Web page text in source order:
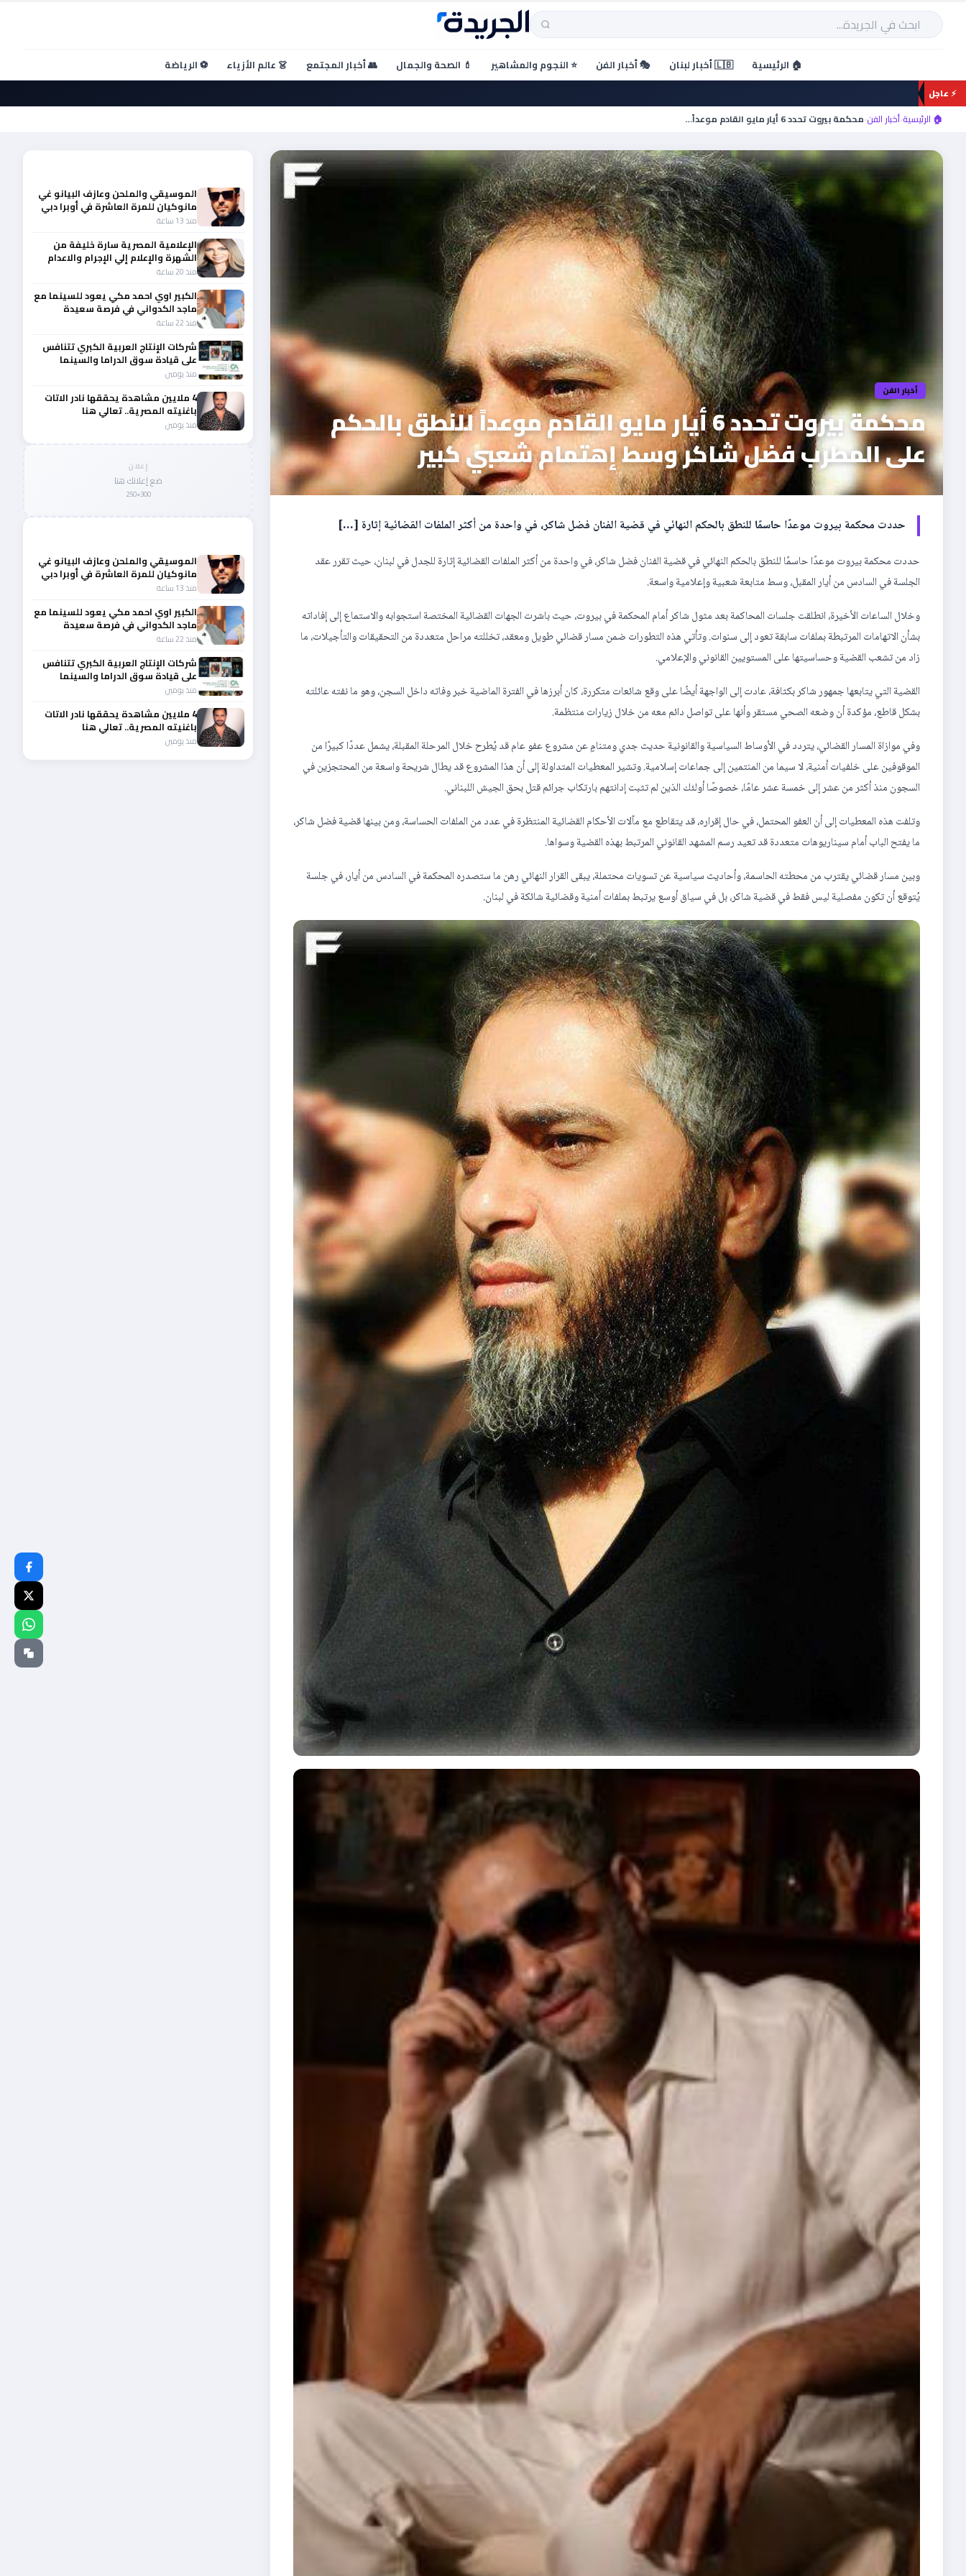
تخطي
المحتوى
بحث
🏠 الرئيسية 🇱🇧 أخبار لبنان 🎭 أخبار الفن ⭐ النجوم والمشاهير 💄 الصحة والجمال 👥 أخبار المجتمع 👗 عالم الأزياء ⚽ الرياضة
⚡ عاجل
🏠 الرئيسية›أخبار الفن›محكمة بيروت تحدد 6 أيار مايو القادم موعداً…
أخبار الفن
محكمة بيروت تحدد 6 أيار مايو القادم موعداً للنطق بالحكم
على المطرب فضل شاكر وسط إهتمام شعبي كبير
حددت محكمة بيروت موعدًا حاسمًا للنطق بالحكم النهائي في قضية الفنان فضل شاكر، في واحدة من أكثر الملفات القضائية إثارة […]
حددت محكمة بيروت موعدًا حاسمًا للنطق بالحكم النهائي في قضية الفنان فضل شاكر، في واحدة من أكثر الملفات القضائية إثارة للجدل في لبنان، حيث تقرر عقد
الجلسة في السادس من أيار المقبل، وسط متابعة شعبية وإعلامية واسعة.
وخلال الساعات الأخيرة، انطلقت جلسات المحاكمة بعد مثول شاكر أمام المحكمة في بيروت، حيث باشرت الجهات القضائية المختصة استجوابه والاستماع إلى إفاداته
بشأن الاتهامات المرتبطة بملفات سابقة تعود إلى سنوات. وتأتي هذه التطورات ضمن مسار قضائي طويل ومعقد، تخللته مراحل متعددة من التحقيقات والتأجيلات، ما
زاد من تشعب القضية وحساسيتها على المستويين القانوني والإعلامي.
القضية التي يتابعها جمهور شاكر بكثافة، عادت إلى الواجهة أيضًا على وقع شائعات متكررة، كان أبرزها في الفترة الماضية خبر وفاته داخل السجن، وهو ما نفته عائلته
بشكل قاطع، مؤكدة أن وضعه الصحي مستقر وأنها على تواصل دائم معه من خلال زيارات منتظمة.
وفي موازاة المسار القضائي، يتردد في الأوساط السياسية والقانونية حديث جدي ومتنامٍ عن مشروع عفو عام قد يُطرح خلال المرحلة المقبلة، يشمل عددًا كبيرًا من
الموقوفين على خلفيات أمنية، لا سيما من المنتمين إلى جماعات إسلامية. وتشير المعطيات المتداولة إلى أن هذا المشروع قد يطال شريحة واسعة من المحتجزين في
السجون منذ أكثر من عشر إلى خمسة عشر عامًا، خصوصًا أولئك الذين لم تثبت إدانتهم بارتكاب جرائم قتل بحق الجيش اللبناني.
وتلفت هذه المعطيات إلى أن العفو المحتمل، في حال إقراره، قد يتقاطع مع مآلات الأحكام القضائية المنتظرة في عدد من الملفات الحساسة، ومن بينها قضية فضل شاكر،
ما يفتح الباب أمام سيناريوهات متعددة قد تعيد رسم المشهد القانوني المرتبط بهذه القضية وسواها.
وبين مسار قضائي يقترب من محطته الحاسمة، وأحاديث سياسية عن تسويات محتملة، يبقى القرار النهائي رهن ما ستصدره المحكمة في السادس من أيار، في جلسة
يُتوقع أن تكون مفصلية ليس فقط في قضية شاكر، بل في سياق أوسع يرتبط بملفات أمنية وقضائية شائكة في لبنان.
الموسيقي والملحن وعازف البيانو غي
مانوكيان للمرة العاشرة في أوبرا دبي
منذ 13 ساعة
الإعلامية المصرية سارة خليفة من
الشهرة والإعلام إلي الإجرام والاعدام
منذ 20 ساعة
الكبير اوي احمد مكي يعود للسينما مع
ماجد الكدواني في فرصة سعيدة
منذ 22 ساعة
شركات الإنتاج العربية الكبري تتنافس
على قيادة سوق الدراما والسينما
والصباح في مقدمة المشهد الإقليمي
منذ يومين
4 ملايين مشاهدة يحققها نادر الاتات
باغنيته المصرية.. تعالي هنا
منذ يومين
إعلان
ضع إعلانك هنا
300×250
الموسيقي والملحن وعازف البيانو غي
مانوكيان للمرة العاشرة في أوبرا دبي
منذ 13 ساعة
الكبير اوي احمد مكي يعود للسينما مع
ماجد الكدواني في فرصة سعيدة
منذ 22 ساعة
شركات الإنتاج العربية الكبري تتنافس
على قيادة سوق الدراما والسينما
والصباح في مقدمة المشهد الإقليمي
منذ يومين
4 ملايين مشاهدة يحققها نادر الاتات
باغنيته المصرية.. تعالي هنا
منذ يومين